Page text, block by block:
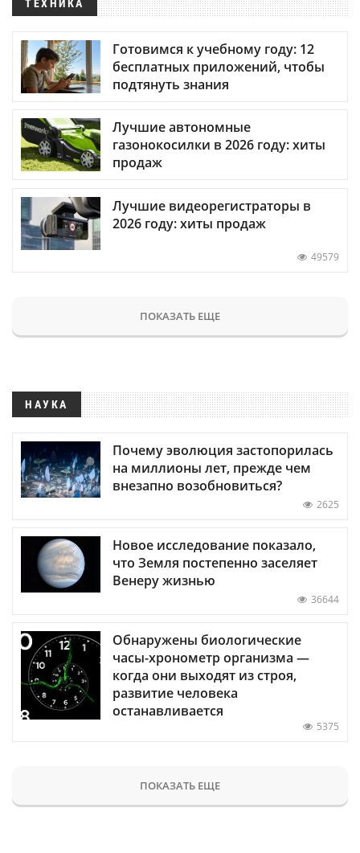
ТЕХНИКА
Готовимся к учебному году: 12
бесплатных приложений, чтобы
подтянуть знания
Лучшие автономные
газонокосилки в 2026 году: хиты
продаж
Лучшие видеорегистраторы в
2026 году: хиты продаж
49579
ПОКАЗАТЬ ЕЩЕ
НАУКА
Почему эволюция застопорилась
на миллионы лет, прежде чем
внезапно возобновиться?
2625
Новое исследование показало,
что Земля постепенно заселяет
Венеру жизнью
36644
Обнаружены биологические
часы-хронометр организма —
когда они выходят из строя,
развитие человека
останавливается
5375
ПОКАЗАТЬ ЕЩЕ